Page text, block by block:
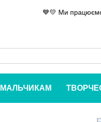
💙💛 Ми
МАЛЬЧИКАМ